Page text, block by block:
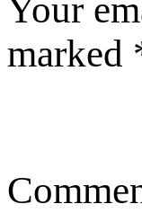
Your
marked